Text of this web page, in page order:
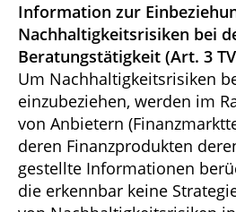
Information zur
Nachhaltigkeitsrisiken bei
Beratungstätigkeit (Art. 3
Um Nachhaltigkeitsrisiken
einzubeziehen, werden im
von Anbietern
deren Finanzprodukten
gestellte Informationen
die erkennbar keine